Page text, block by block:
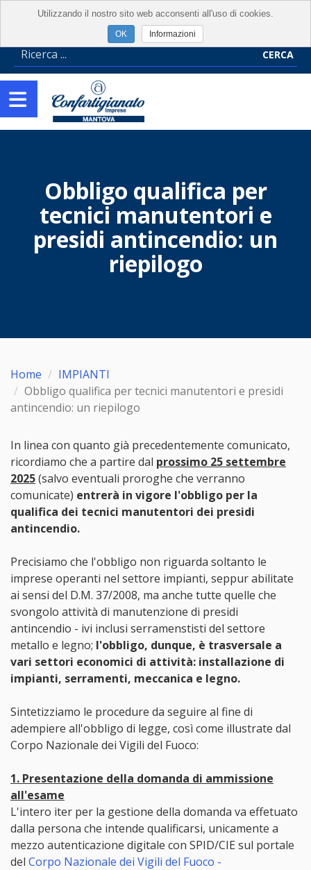
CERCA
Obbligo qualifica per
tecnici manutentori e
presidi antincendio: un
riepilogo
Home
IMPIANTI
Obbligo qualifica per tecnici manutentori e presidi
antincendio: un riepilogo
In linea con quanto già precedentemente comunicato,
ricordiamo che a partire dal prossimo 25 settembre
2025(salvo eventuali proroghe che verranno
comunicate) entrerà in vigore l'obbligo per la
qualifica dei tecnici manutentori dei presidi
antincendio.
Precisiamo che l'obbligo non riguarda soltanto le
imprese operanti nel settore impianti, seppur abilitate
ai sensi del D.M. 37/2008, ma anche tutte quelle che
svongolo attività di manutenzione di presidi
antincendio - ivi inclusi serramenstisti del settore
metallo e legno; l'obbligo, dunque, è trasversale a
vari settori economici di attività: installazione di
impianti, serramenti, meccanica e legno.
Sintetizziamo le procedure da seguire al fine di
adempiere all'obbligo di legge, così come illustrate dal
Corpo Nazionale dei Vigili del Fuoco:
1. Presentazione della domanda di ammissione
all'esame
L'intero iter per la gestione della domanda va effetuato
dalla persona che intende qualificarsi, unicamente a
mezzo autenticazione digitale con SPID/CIE sul portale
del Corpo Nazionale dei Vigili del Fuoco -
Utilizzando il nostro sito web acconsenti all'uso di cookies.
Informazioni